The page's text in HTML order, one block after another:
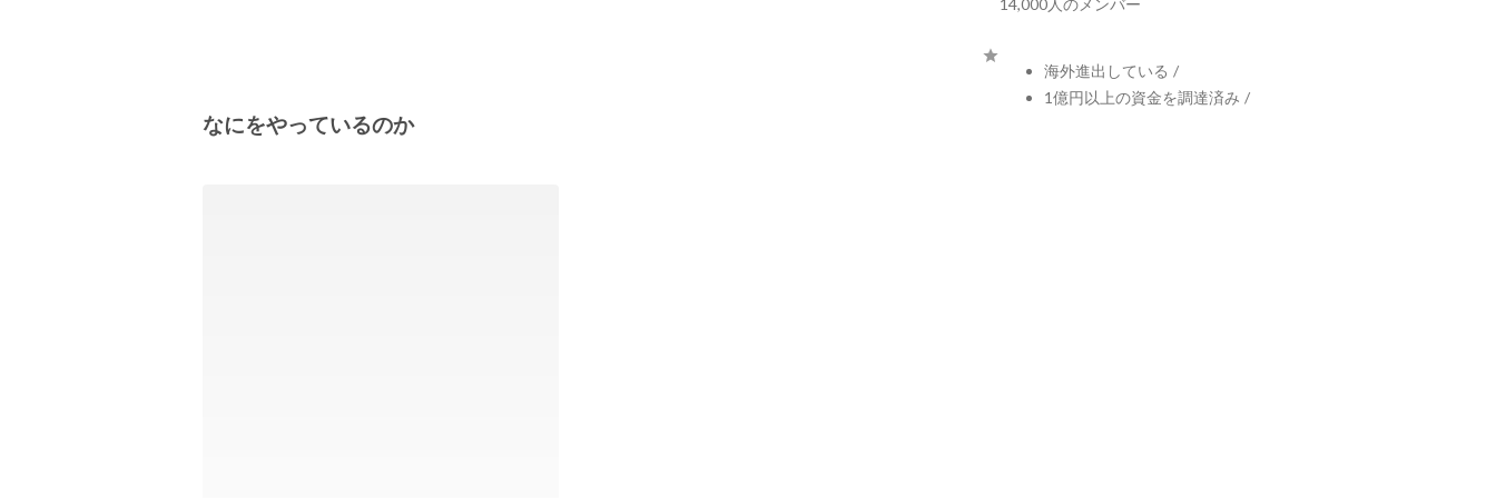
なにをやっているのか
14,000人のメンバー
海外進出している /
1億円以上の資金を調達済み /